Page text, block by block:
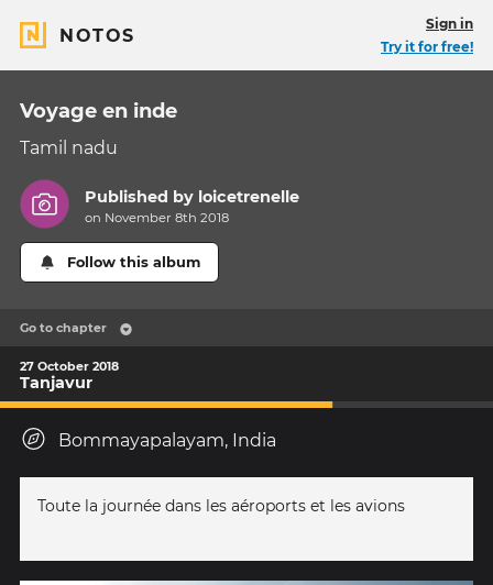
NOTOS
Sign in
Try it for free!
Voyage en inde
Tamil nadu
Published by loicetrenelle
on November 8th 2018
Follow this album
Go to chapter
27 October 2018
Tanjavur
Bommayapalayam, India
Toute la journée dans les aéroports et les avions